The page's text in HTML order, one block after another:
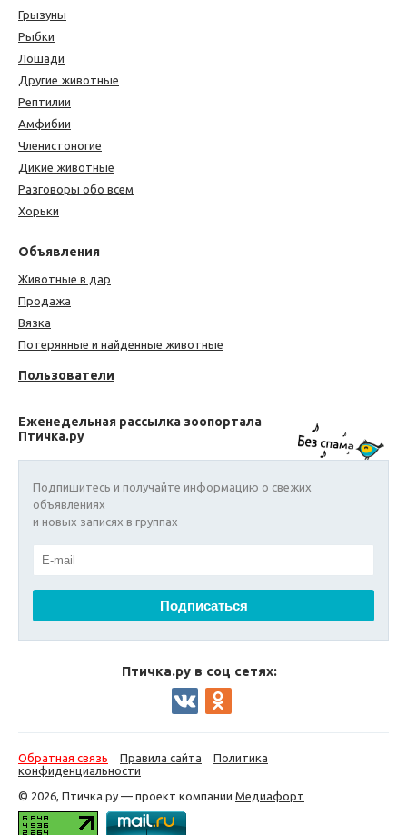
Грызуны
Рыбки
Лошади
Другие животные
Рептилии
Амфибии
Членистоногие
Дикие животные
Разговоры обо всем
Хорьки
Объявления
Животные в дар
Продажа
Вязка
Потерянные и найденные животные
Пользователи
Еженедельная рассылка зоопортала
Птичка.ру
Подпишитесь и получайте информацию о свежих
объявлениях
и новых записях в группах
Птичка.ру в соц сетях:
Обратная связь Правила сайта
Политика
конфиденциальности
© 2026, Птичка.ру — проект компании Медиафорт